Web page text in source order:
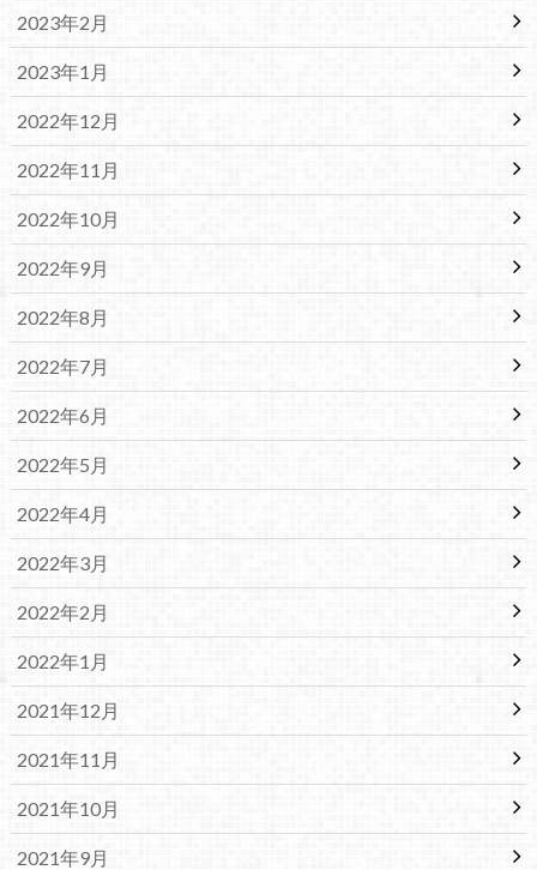
2023年2月
2023年1月
2022年12月
2022年11月
2022年10月
2022年9月
2022年8月
2022年7月
2022年6月
2022年5月
2022年4月
2022年3月
2022年2月
2022年1月
2021年12月
2021年11月
2021年10月
2021年9月